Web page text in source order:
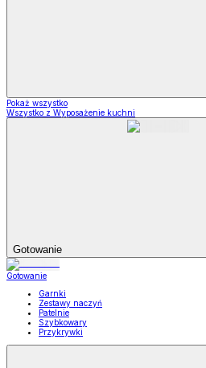
Pokaż wszystko
Wszystko z Wyposażenie kuchni
Gotowanie
Gotowanie
Garnki
Zestawy naczyń
Patelnie
Szybkowary
Przykrywki